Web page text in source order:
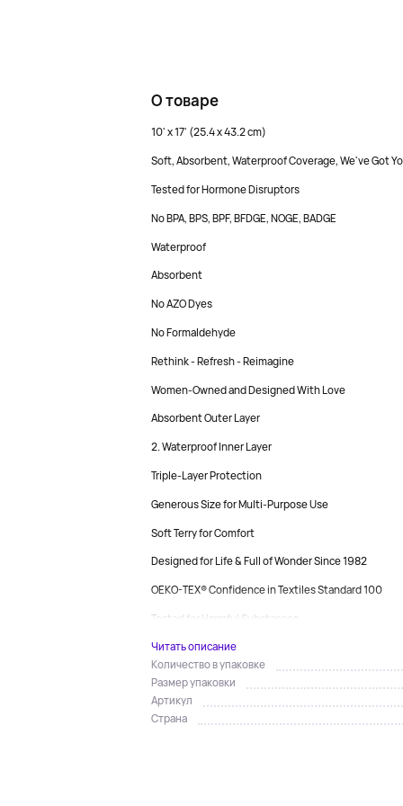
О товаре
10' x 17' (25.4 x 43.2 cm)
Soft, Absorbent, Waterproof Coverage, We've Got
Tested for Hormone Disruptors
No BPA, BPS, BPF, BFDGE, NOGE, BADGE
Waterproof
Absorbent
No AZO Dyes
No Formaldehyde
Rethink - Refresh - Reimagine
Women-Owned and Designed With Love
Absorbent Outer Layer
2. Waterproof Inner Layer
Triple-Layer Protection
Generous Size for Multi-Purpose Use
Soft Terry for Comfort
Designed for Life & Full of Wonder Since 1982
OEKO-TEX® Confidence in Textiles Standard 100
Tested for Harmful Substances...
Читать описание
Количество в упаковке
Размер упаковки
Артикул
Страна